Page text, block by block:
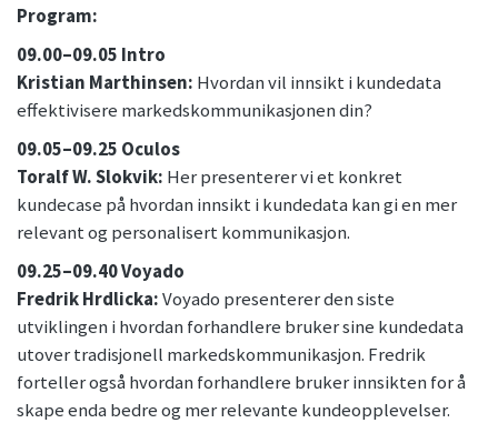
Program:
09.00–09.05 Intro
Kristian Marthinsen: Hvordan vil innsikt i kundedata
effektivisere markedskommunikasjonen din?
09.05–09.25 Oculos
Toralf W. Slokvik: Her presenterer vi et konkret
kundecase på hvordan innsikt i kundedata kan gi en mer
relevant og personalisert kommunikasjon.
09.25–09.40 Voyado
Fredrik Hrdlicka:Voyado presenterer den siste
utviklingen i hvordan forhandlere bruker sine kundedata
utover tradisjonell markedskommunikasjon. Fredrik
forteller også hvordan forhandlere bruker innsikten for å
skape enda bedre og mer relevante kundeopplevelser.